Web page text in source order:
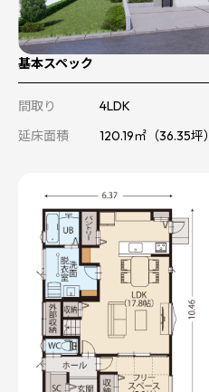
基本スペック
間取り
4LDK
延床面積
120.19㎡（36.35坪）